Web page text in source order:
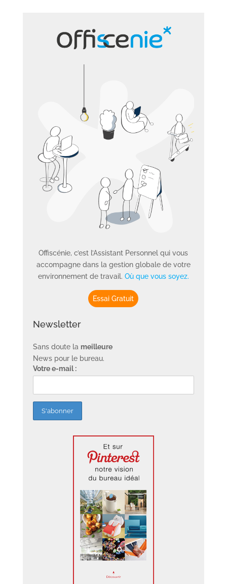
Offiscénie, c’est l’Assistant Personnel qui vous
accompagne dans la gestion globale de votre
environnement de travail. Où que vous soyez.
Essai Gratuit
Newsletter
Sans doute la meilleure
News pour le bureau.
Votre e-mail :